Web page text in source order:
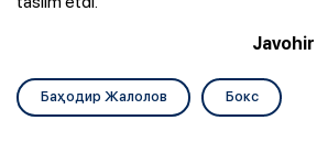
Javohir
Баҳодир Жалолов Бокс